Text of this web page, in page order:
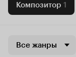
Композитор 1
Все жанры